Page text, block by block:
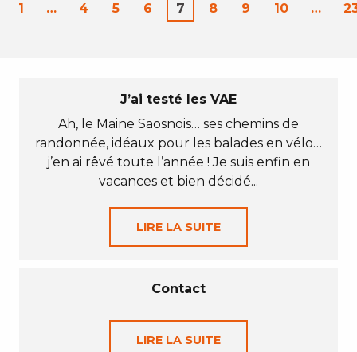
1 … 4 5 6 7 8 9 10 …
J’ai testé les VAE
Ah, le Maine Saosnois… ses chemins de
randonnée, idéaux pour les balades en vélo…
j’en ai rêvé toute l’année ! Je suis enfin en
vacances et bien décidé...
LIRE LA SUITE
Contact
LIRE LA SUITE